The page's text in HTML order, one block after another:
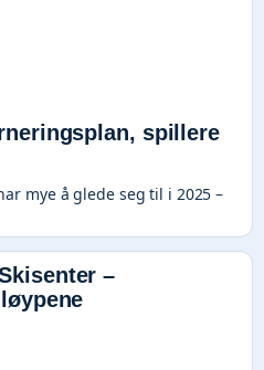
spillere
mye å glede seg til i 2025 –